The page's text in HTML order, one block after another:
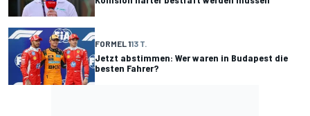
FORMEL 113 T.
Jetzt abstimmen: Wer waren in Budapest die
besten Fahrer?